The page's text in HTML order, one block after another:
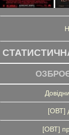
[ОВТ]
[ОВТ]